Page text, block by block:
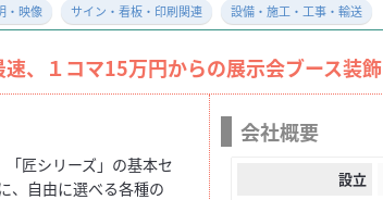
・映像 サイン・看板・印刷関連 設備・施工・工事・輸送
速、１コマ15万円からの展示会ブース装飾
匠シリーズ」の基本セ
、自由に選べる各種の
会社概要
設立